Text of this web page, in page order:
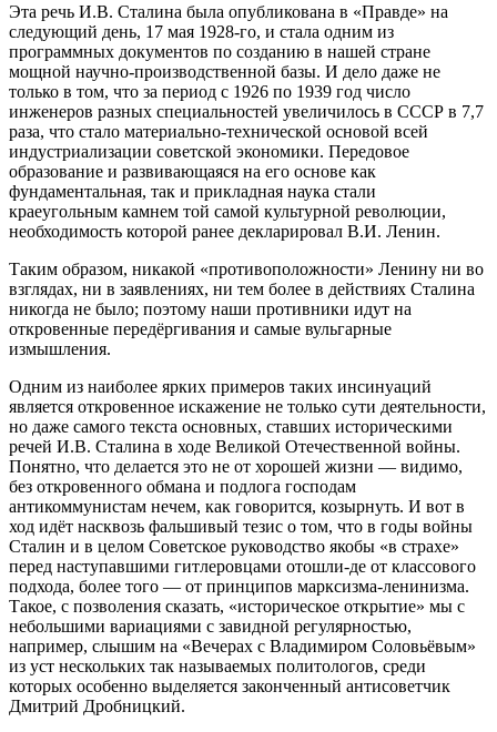
Эта речь И.В. Сталина была опубликована в «Правде» на
следующий день, 17 мая 1928-го, и стала одним из
программных документов по созданию в нашей стране
мощной научно-производственной базы. И дело даже не
только в том, что за период с 1926 по 1939 год число
инженеров разных специальностей увеличилось в СССР в 7,7
раза, что стало материально-технической основой всей
индустриализации советской экономики. Передовое
образование и развивающаяся на его основе как
фундаментальная, так и прикладная наука стали
краеугольным камнем той самой культурной революции,
необходимость которой ранее декларировал В.И. Ленин.
Таким образом, никакой «противоположности» Ленину ни во
взглядах, ни в заявлениях, ни тем более в действиях Сталина
никогда не было; поэтому наши противники идут на
откровенные передёргивания и самые вульгарные
измышления.
Одним из наиболее ярких примеров таких инсинуаций
является откровенное искажение не только сути деятельности,
но даже самого текста основных, ставших историческими
речей И.В. Сталина в ходе Великой Отечественной войны.
Понятно, что делается это не от хорошей жизни — видимо,
без откровенного обмана и подлога господам
антикоммунистам нечем, как говорится, козырнуть. И вот в
ход идёт насквозь фальшивый тезис о том, что в годы войны
Сталин и в целом Советское руководство якобы «в страхе»
перед наступавшими гитлеровцами отошли-де от классового
подхода, более того — от принципов марксизма-ленинизма.
Такое, с позволения сказать, «историческое открытие» мы с
небольшими вариациями с завидной регулярностью,
например, слышим на «Вечерах с Владимиром Соловьёвым»
из уст нескольких так называемых политологов, среди
которых особенно выделяется законченный антисоветчик
Дмитрий Дробницкий.